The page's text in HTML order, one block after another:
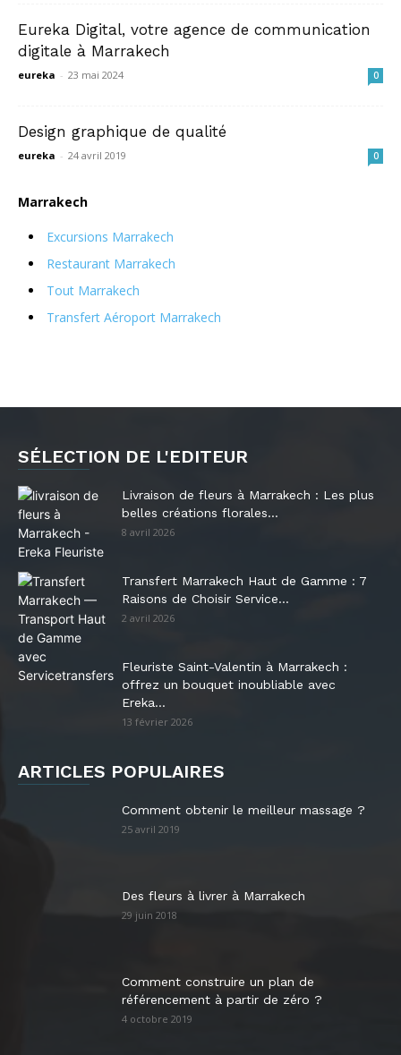
Eureka Digital, votre agence de communication
digitale à Marrakech
eureka - 23 mai 2024 0
Design graphique de qualité
eureka - 24 avril 2019 0
Marrakech
Excursions Marrakech
Restaurant Marrakech
Tout Marrakech
Transfert Aéroport Marrakech
SÉLECTION DE L'EDITEUR
Livraison de fleurs à Marrakech : Les plus
belles créations florales...
8 avril 2026
Transfert Marrakech Haut de Gamme : 7
Raisons de Choisir Service...
2 avril 2026
Fleuriste Saint-Valentin à Marrakech :
offrez un bouquet inoubliable avec
Ereka...
13 février 2026
ARTICLES POPULAIRES
Comment obtenir le meilleur massage ?
25 avril 2019
Des fleurs à livrer à Marrakech
29 juin 2018
Comment construire un plan de
référencement à partir de zéro ?
4 octobre 2019